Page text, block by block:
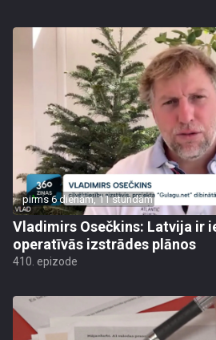
pirms 6 dienām, 11 stundām
Vladimirs Osečkins: Latvija ir
operatīvās izstrādes plānos
410. epizode